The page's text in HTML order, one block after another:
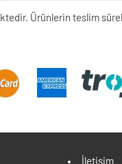
Ürünlerin teslim
İletişim